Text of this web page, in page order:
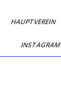
HAUPTVEREIN
INSTAGRAM